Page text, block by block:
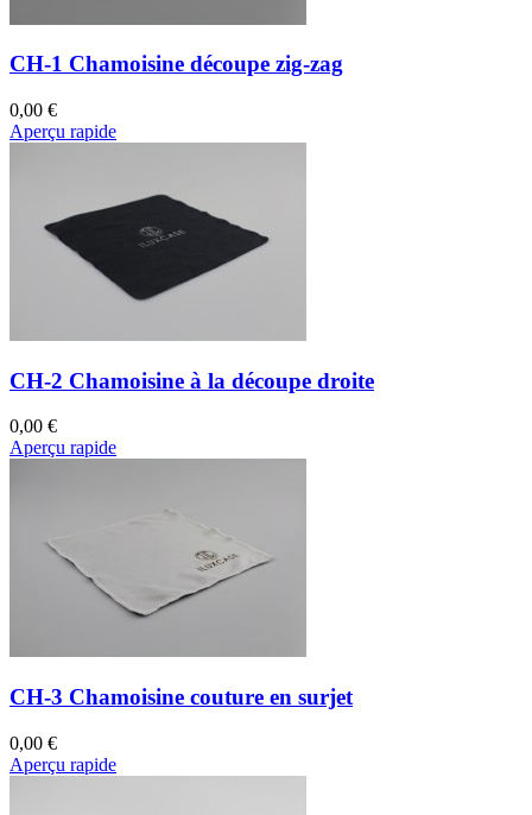
CH-1 Chamoisine découpe zig-zag
0,00 €
Aperçu rapide
CH-2 Chamoisine à la découpe droite
0,00 €
Aperçu rapide
CH-3 Chamoisine couture en surjet
0,00 €
Aperçu rapide